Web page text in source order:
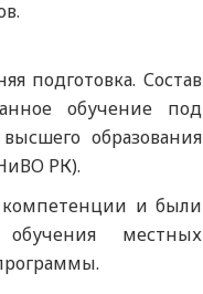
подготовка. Состав
обучение под
образования
РК).
компетенции и были
местных